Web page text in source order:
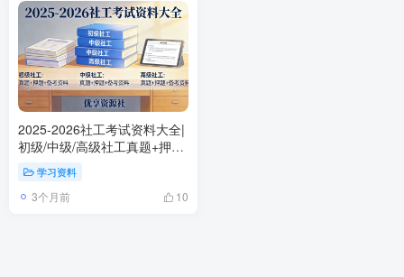
2025-2026社工考试资料大全|
初级/中级/高级社工真题+押题
+备考资料合集
学习资料
3个月前 10